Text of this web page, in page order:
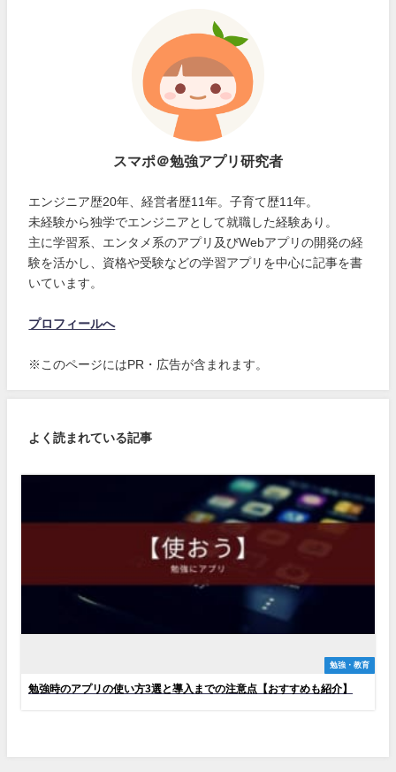
スマポ＠勉強アプリ研究者
エンジニア歴20年、経営者歴11年。子育て歴11年。
未経験から独学でエンジニアとして就職した経験あり。
主に学習系、エンタメ系のアプリ及びWebアプリの開発の経
験を活かし、資格や受験などの学習アプリを中心に記事を書
いています。
プロフィールへ
※このページにはPR・広告が含まれます。
よく読まれている記事
勉強・教育
勉強時のアプリの使い方3選と導入までの注意点【おすすめも紹介】